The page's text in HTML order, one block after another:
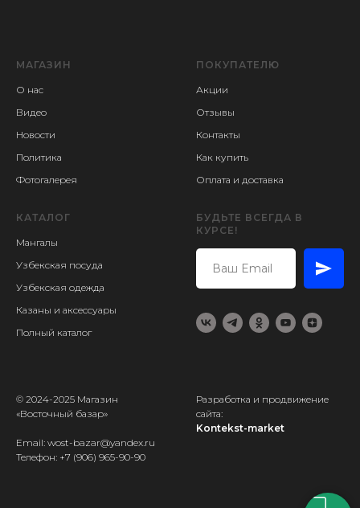
МАГАЗИН
О нас
Видео
Новости
Политика
Фотогалерея
ПОКУПАТЕЛЮ
Акции
Отзывы
Контакты
Как купить
Оплата и доставка
КАТАЛОГ
Мангалы
Узбекская посуда
Узбекская одежда
Казаны и аксессуары
Полный каталог
БУДЬТЕ ВСЕГДА В
КУРСЕ!
© 2024-2025 Магазин
«Восточный базар»
Email: wost-bazar@yandex.ru
Телефон: +7 (906) 965-90-90
Разработка и продвижение
сайта:
Kontekst-market